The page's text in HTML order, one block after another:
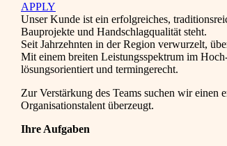
APPLY
Unser Kunde ist ein erfolgreiches,
Bauprojekte und Handschlagqualität steht.
Seit Jahrzehnten in der Region verwurzelt,
Mit einem breiten Leistungsspektrum im
lösungsorientiert und termingerecht.
Zur Verstärkung des Teams suchen wir einen
Organisationstalent überzeugt.
Ihre Aufgaben